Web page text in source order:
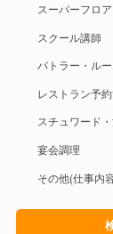
スーパーフロ
スクール講師
バトラー・ル
レストラン予
スチュワード
宴会調理
その他(仕事内